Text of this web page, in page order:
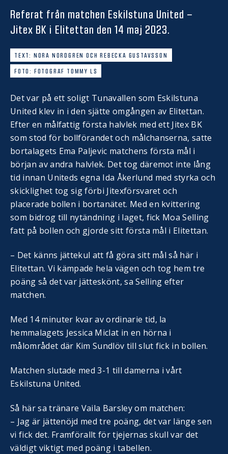
Referat från matchen Eskilstuna United –
Jitex BK i Elitettan den 14 maj 2023.
TEXT: NORA NORDGREN OCH REBECKA GUSTAVSSON
FOTO: FOTOGRAF TOMMY LS
Det var på ett soligt Tunavallen som Eskilstuna
United klev in i den sjätte omgången av Elitettan.
Efter en målfattig första halvlek med ett Jitex BK
som stod för bollförandet och målchanserna, satte
bortalagets Ema Paljevic matchens första mål i
början av andra halvlek. Det tog däremot inte lång
tid innan Uniteds egna Ida Åkerlund med styrka och
skicklighet tog sig förbi Jitexförsvaret och
placerade bollen i bortanätet. Med en kvittering
som bidrog till nytändning i laget, fick Moa Selling
fatt på bollen och gjorde sitt första mål i Elitettan.
– Det känns jättekul att få göra sitt mål så här i
Elitettan. Vi kämpade hela vägen och tog hem tre
poäng så det var jätteskönt, sa Selling efter
matchen.
Med 14 minuter kvar av ordinarie tid, la
hemmalagets Jessica Miclat in en hörna i
målområdet där Kim Sundlöv till slut fick in bollen.
Matchen slutade med 3-1 till damerna i vårt
Eskilstuna United.
Så här sa tränare Vaila Barsley om matchen:
– Jag är jättenöjd med tre poäng, det var länge sen
vi fick det. Framförallt för tjejernas skull var det
väldigt viktigt med poäng i tabellen.